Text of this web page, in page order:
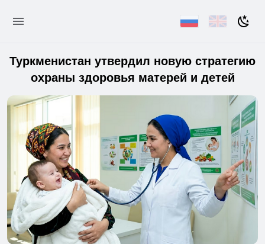
Туркменистан утвердил новую стратегию
охраны здоровья матерей и детей